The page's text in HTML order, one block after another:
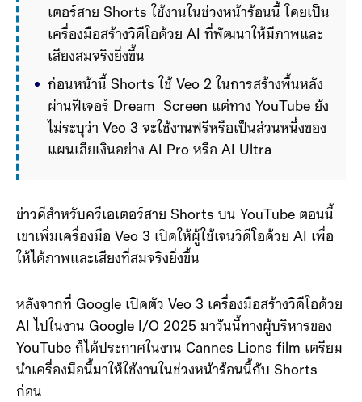
เตอร์สาย Shorts ใช้งานในช่วงหน้าร้อนนี้ โดยเป็น
เครื่องมือสร้างวิดีโอด้วย AI ที่พัฒนาให้มีภาพและ
เสียงสมจริงยิ่งขึ้น
ก่อนหน้านี้ Shorts ใช้ Veo 2 ในการสร้างพื้นหลัง
ผ่านฟีเจอร์ Dream  Screen แต่ทาง YouTube ยัง
ไม่ระบุว่า Veo 3 จะใช้งานฟรีหรือเป็นส่วนหนึ่งของ
แผนเสียเงินอย่าง AI Pro หรือ AI Ultra
ข่าวดีสำหรับครีเอเตอร์สาย Shorts บน YouTube ตอนนี้
เขาเพิ่มเครื่องมือ Veo 3 เปิดให้ผู้ใช้เจนวิดีโอด้วย AI เพื่อ
ให้ได้ภาพและเสียงที่สมจริงยิ่งขึ้น
หลังจากที่ Google เปิดตัว Veo 3 เครื่องมือสร้างวิดีโอด้วย
AI ไปในงาน Google I/O 2025 มาวันนี้ทางผู้บริหารของ
YouTube ก็ได้ประกาศในงาน Cannes Lions film เตรียม
นำเครื่องมือนี้มาให้ใช้งานในช่วงหน้าร้อนนี้กับ Shorts
ก่อน